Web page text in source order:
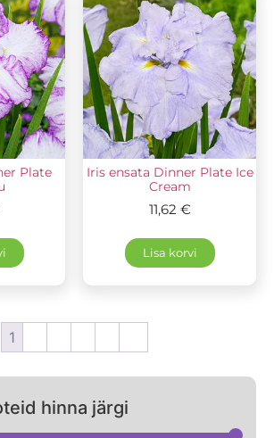
Plate
Iris ensata Dinner Plate Ice
Cream
11,62 €
Lisa korvi
1
hinna järgi